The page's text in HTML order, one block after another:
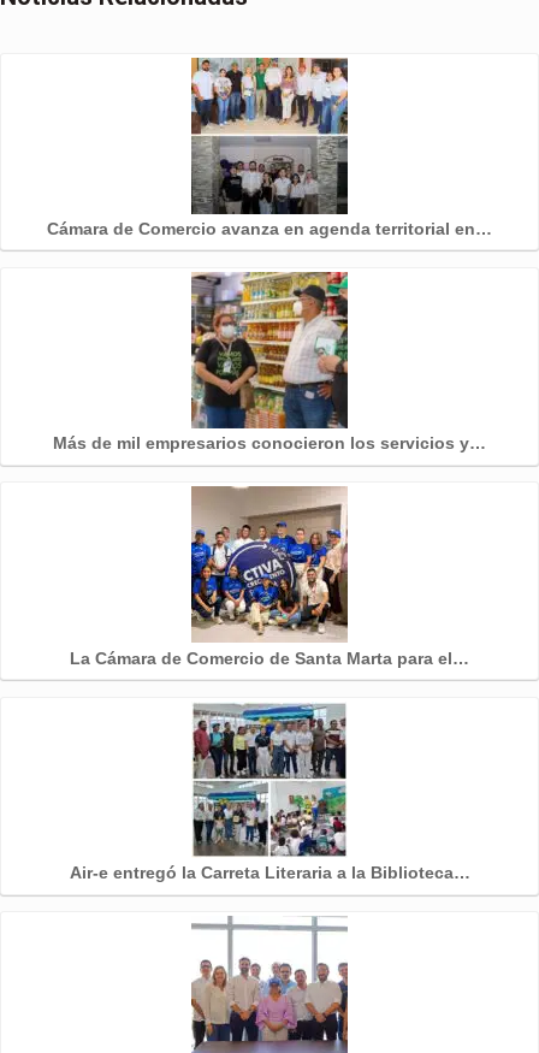
Cámara de Comercio avanza en agenda territorial en…
Más de mil empresarios conocieron los servicios y…
La Cámara de Comercio de Santa Marta para el…
Air-e entregó la Carreta Literaria a la Biblioteca…